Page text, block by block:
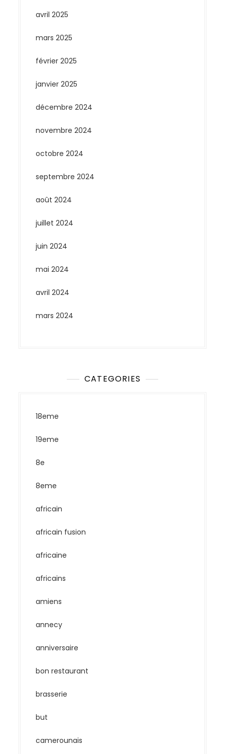
avril 2025
mars 2025
février 2025
janvier 2025
décembre 2024
novembre 2024
octobre 2024
septembre 2024
août 2024
juillet 2024
juin 2024
mai 2024
avril 2024
mars 2024
CATEGORIES
18eme
19eme
8e
8eme
africain
africain fusion
africaine
africains
amiens
annecy
anniversaire
bon restaurant
brasserie
but
camerounais